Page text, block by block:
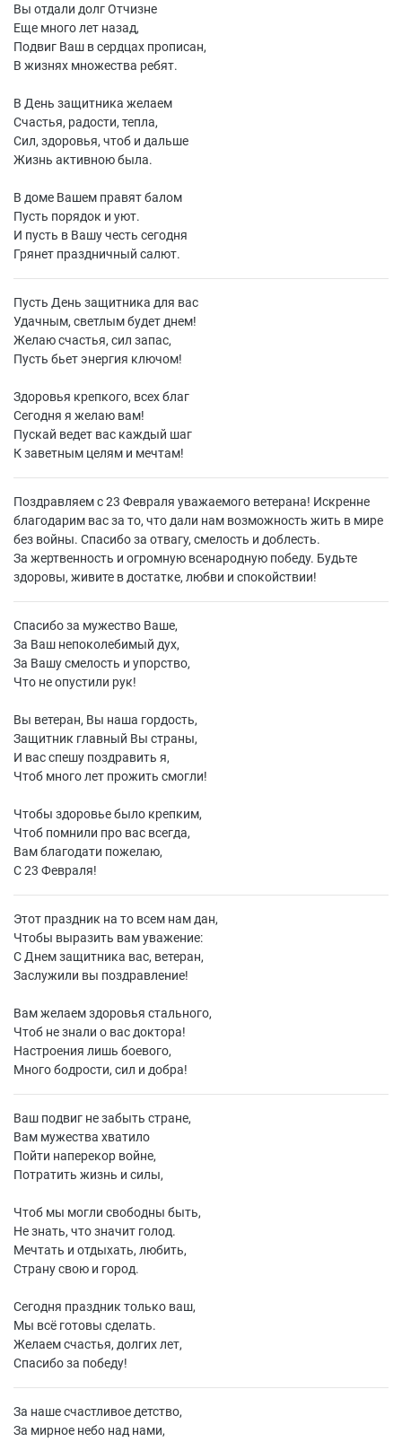
Вы отдали долг Отчизне
Еще много лет назад,
Подвиг Ваш в сердцах прописан,
В жизнях множества ребят.
В День защитника желаем
Счастья, радости, тепла,
Сил, здоровья, чтоб и дальше
Жизнь активною была.
В доме Вашем правят балом
Пусть порядок и уют.
И пусть в Вашу честь сегодня
Грянет праздничный салют.
Пусть День защитника для вас
Удачным, светлым будет днем!
Желаю счастья, сил запас,
Пусть бьет энергия ключом!
Здоровья крепкого, всех благ
Сегодня я желаю вам!
Пускай ведет вас каждый шаг
К заветным целям и мечтам!
Поздравляем с 23 Февраля уважаемого ветерана! Искренне
благодарим вас за то, что дали нам возможность жить в мире
без войны. Спасибо за отвагу, смелость и доблесть.
За жертвенность и огромную всенародную победу. Будьте
здоровы, живите в достатке, любви и спокойствии!
Спасибо за мужество Ваше,
За Ваш непоколебимый дух,
За Вашу смелость и упорство,
Что не опустили рук!
Вы ветеран, Вы наша гордость,
Защитник главный Вы страны,
И вас спешу поздравить я,
Чтоб много лет прожить смогли!
Чтобы здоровье было крепким,
Чтоб помнили про вас всегда,
Вам благодати пожелаю,
С 23 Февраля!
Этот праздник на то всем нам дан,
Чтобы выразить вам уважение:
С Днем защитника вас, ветеран,
Заслужили вы поздравление!
Вам желаем здоровья стального,
Чтоб не знали о вас доктора!
Настроения лишь боевого,
Много бодрости, сил и добра!
Ваш подвиг не забыть стране,
Вам мужества хватило
Пойти наперекор войне,
Потратить жизнь и силы,
Чтоб мы могли свободны быть,
Не знать, что значит голод.
Мечтать и отдыхать, любить,
Страну свою и город.
Сегодня праздник только ваш,
Мы всё готовы сделать.
Желаем счастья, долгих лет,
Спасибо за победу!
За наше счастливое детство,
За мирное небо над нами,